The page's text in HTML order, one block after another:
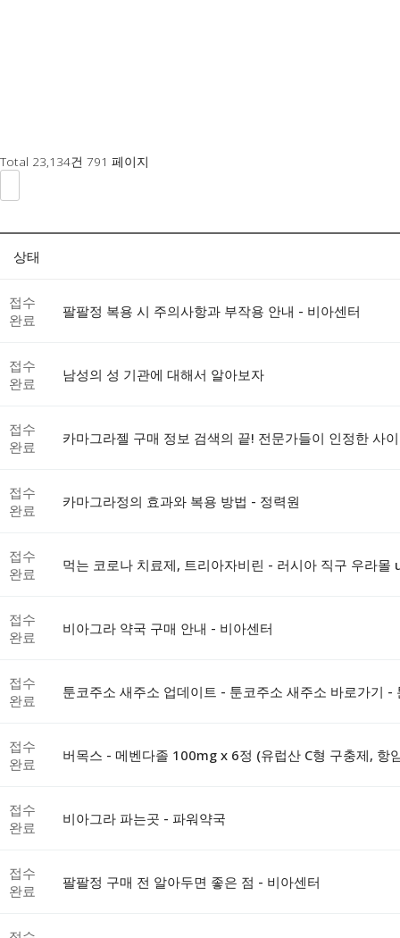
Total 23,134건 791 페이지
상태
접수
완료
팔팔정 복용 시 주의사항과 부작용 안내 - 비아센터
접수
완료
남성의 성 기관에 대해서 알아보자
접수
완료
카마그라젤 구매 정보 검색의 끝! 전문가들이 인정한 사
접수
완료
카마그라정의 효과와 복용 방법 - 정력원
접수
완료
먹는 코로나 치료제, 트리아자비린 - 러시아 직구 우라
접수
완료
비아그라 약국 구매 안내 - 비아센터
접수
완료
툰코주소 새주소 업데이트 - 툰코주소 새주소 바로가기
접수
완료
버목스 - 메벤다졸 100mg x 6정 (유럽산 C형 구충제, 항
접수
완료
비아그라 파는곳 - 파워약국
접수
완료
팔팔정 구매 전 알아두면 좋은 점 - 비아센터